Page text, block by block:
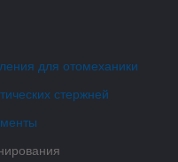
для отомеханики
стержней